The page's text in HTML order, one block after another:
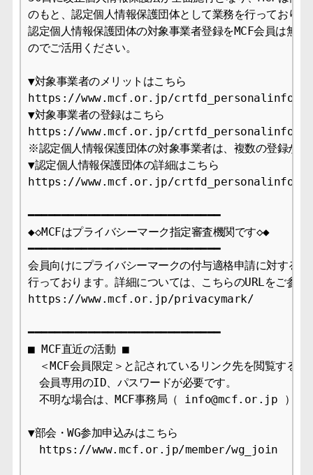
のもと、認定個人情報保護団体として業務を行っておりま
認定個人情報保護団体の対象事業者登録をMCF会員は無料
のでご活用ください。
▼対象事業者のメリットはこちら
https://www.mcf.or.jp/crtfd_personalinfo/
▼対象事業者の登録はこちら
https://www.mcf.or.jp/crtfd_personalinfo/
※認定個人情報保護団体の対象事業者は、複数の登録が可
▼認定個人情報保護団体の詳細はこちら
https://www.mcf.or.jp/crtfd_personalinfo
━━━━━━━━━━━━━━━━━━━━━━━━━━━━━
◆◇MCFはプライバシーマーク指定審査機関です◇◆
━━━━━━━━━━━━━━━━━━━━━━━━━━━━━
会員向けにプライバシーマークの付与適格申請に対する審
行っております。詳細については、こちらのURLをご参照
https://www.mcf.or.jp/privacymark/
━━━━━━━━━━━━━━━━━━━━━━━━━━━━━
■ MCF直近の活動 ■
＜MCF会員限定＞と記されているリンク先を閲覧するに
会員専用のID、パスワードが必要です。
不明な場合は、MCF事務局（ info@mcf.or.jp ）まで
▼部会・WG参加申込みはこちら
https://www.mcf.or.jp/member/wg_join